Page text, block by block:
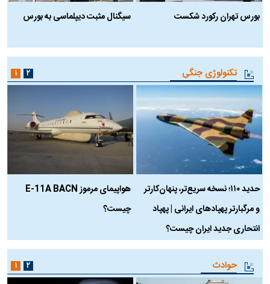
بورس تهران رکورد شکست
سیگنال مثبت دیپلماسی به بورس
تکنولوژی جنگی
حدید ۱۱۰؛ نسخه سریع‌تر، پنهان‌کارتر
و مرگبارتر پهپادهای ایرانی | پهپاد
انتحاری جدید ایران چیست؟
هواپیمای مرموز E-11A BACN
چیست؟
۱ ۲
حوادث ۱ ۲